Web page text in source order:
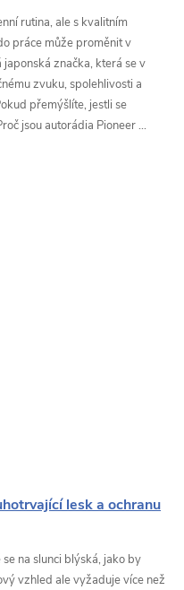
rutina, ale s kvalitním
práce může proměnit v
značka, která se v
zvuku, spolehlivosti a
přemýšlíte, jestli se
jsou autorádia Pioneer ...
lesk a ochranu
na slunci blýská, jako by
vzhled ale vyžaduje více než